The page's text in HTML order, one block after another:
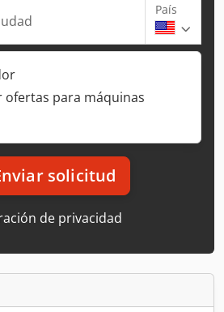
País
ofertas para máquinas
solicitud
de privacidad